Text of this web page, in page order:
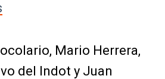
Mario Herrera,
del Indot y Juan